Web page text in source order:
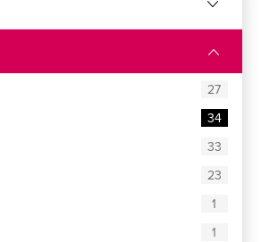
27
34
33
23
1
1